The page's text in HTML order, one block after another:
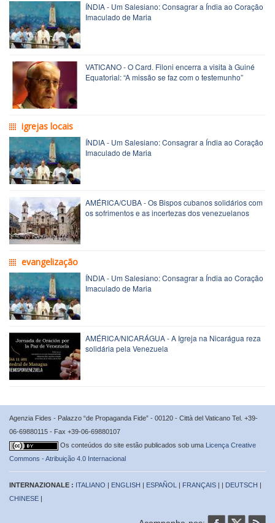
ÍNDIA - Um Salesiano: Consagrar a Índia ao Coração
Imaculado de Maria
VATICANO - O Card. Filoni encerra a visita à Guiné
Equatorial: “A missão se faz com o testemunho”
igrejas locais
ÍNDIA - Um Salesiano: Consagrar a Índia ao Coração
Imaculado de Maria
AMÉRICA/CUBA - Os Bispos cubanos solidários com
os sofrimentos e as incertezas dos venezuelanos
evangelização
ÍNDIA - Um Salesiano: Consagrar a Índia ao Coração
Imaculado de Maria
AMÉRICA/NICARÁGUA - A Igreja na Nicarágua reza
solidária pela Venezuela
Agenzia Fides - Palazzo “de Propaganda Fide” - 00120 - Città del Vaticano Tel. +39-
06-69880115 - Fax +39-06-69880107
Os conteúdos do site estão publicados sob uma Licença Creative
Commons - Atribuição 4.0 Internacional
INTERNAZIONALE : ITALIANO | ENGLISH | ESPAÑOL | FRANÇAIS | | DEUTSCH |
CHINESE |